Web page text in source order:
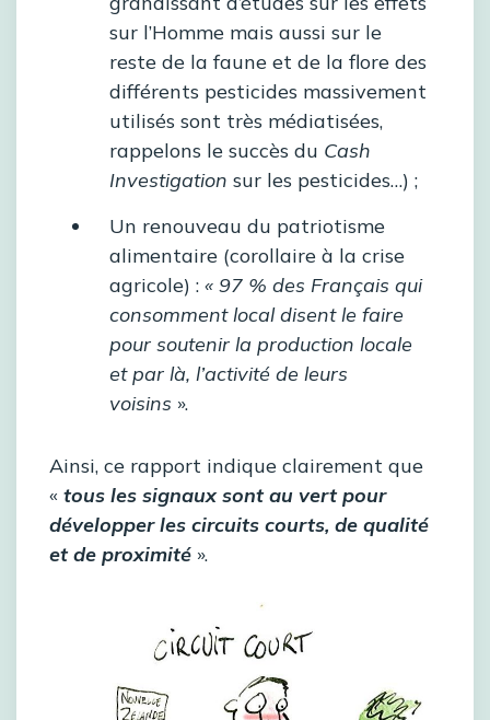
sur l’Homme mais aussi sur le
reste de la faune et de la flore des
différents pesticides massivement
utilisés sont très médiatisées,
rappelons le succès du Cash
Investigation sur les pesticides…) ;
Un renouveau du patriotisme
alimentaire (corollaire à la crise
agricole) : « 97 % des Français qui
consomment local disent le faire
pour soutenir la production locale
et par là, l’activité de leurs
voisins ».
Ainsi, ce rapport indique clairement que
« tous les signaux sont au vert pour
développer les circuits courts, de qualité
et de proximité ».